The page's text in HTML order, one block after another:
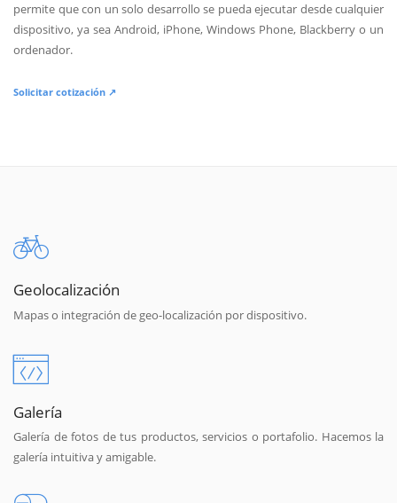
permite que con un solo desarrollo se pueda ejecutar desde cualquier
dispositivo, ya sea Android, iPhone, Windows Phone, Blackberry o un
ordenador.
Solicitar cotización ↗
Geolocalización
Mapas o integración de geo-localización por dispositivo.
Galería
Galería de fotos de tus productos, servicios o portafolio. Hacemos la
galería intuitiva y amigable.